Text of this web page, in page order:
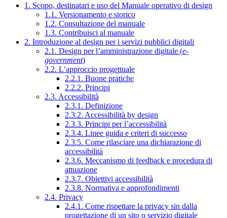
1. Scopo, destinatari e uso del Manuale operativo di design
1.1. Versionamento e storico
1.2. Consultazione del manuale
1.3. Contribuisci al manuale
2. Introduzione al design per i servizi pubblici digitali
2.1. Design per l’amministrazione digitale (e-
government)
2.2. L’approccio progettuale
2.2.1. Buone pratiche
2.2.2. Principi
2.3. Accessibilità
2.3.1. Definizione
2.3.2. Accessibilità by design
2.3.3. Principi per l’accessibilità
2.3.4. Linee guida e criteri di successo
2.3.5. Come rilasciare una dichiarazione di
accessibilità
2.3.6. Meccanismo di feedback e procedura di
attuazione
2.3.7. Obiettivi accessibilità
2.3.8. Normativa e approfondimenti
2.4. Privacy
2.4.1. Come rispettare la privacy sin dalla
progettazione di un sito o servizio digitale